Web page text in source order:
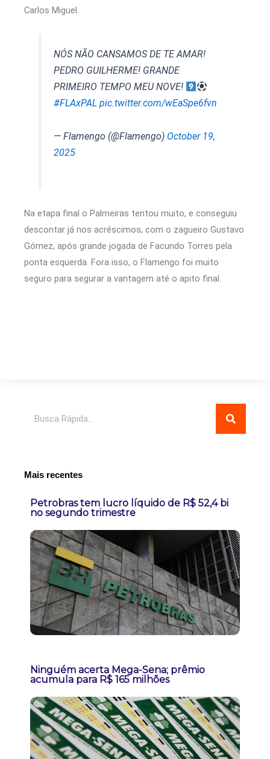
Carlos Miguel.
NÓS NÃO CANSAMOS DE TE AMAR!
PEDRO GUILHERME! GRANDE
PRIMEIRO TEMPO MEU NOVE!
#FLAxPAL pic.twitter.com/wEaSpe6fvn
— Flamengo (@Flamengo) October 19,
2025
Na etapa final o Palmeiras tentou muito, e conseguiu
descontar já nos acréscimos, com o zagueiro Gustavo
Gómez, após grande jogada de Facundo Torres pela
ponta esquerda. Fora isso, o Flamengo foi muito
seguro para segurar a vantagem até o apito final.
Mais recentes
Petrobras tem lucro líquido de R$ 52,4 bi
no segundo trimestre
Ninguém acerta Mega-Sena; prêmio
acumula para R$ 165 milhões